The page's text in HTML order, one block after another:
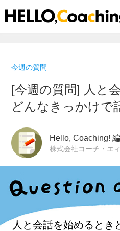
今週の質問
[今週の質問] 人と
どんなきっかけで
Hello, Coaching!
株式会社コーチ・エィ
人と会話を始めるとき